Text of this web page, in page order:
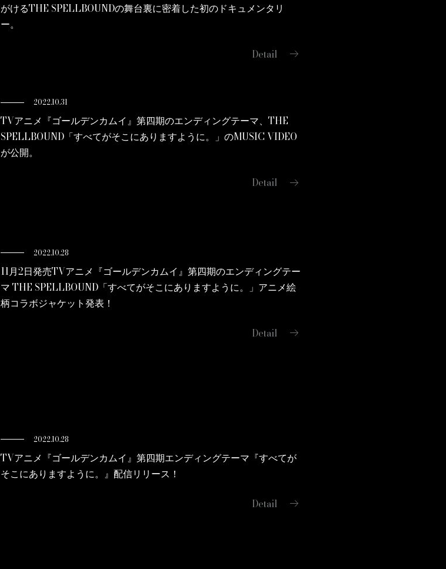
がけるTHE SPELLBOUNDの舞台裏に密着した初のドキュメンタリ
ー。
Detail arrow_right_alt
2022.10.31
TVアニメ『ゴールデンカムイ』第四期のエンディングテーマ、THE
SPELLBOUND「すべてがそこにありますように。」のMUSIC VIDEO
が公開。
Detail arrow_right_alt
2022.10.28
11月2日発売TVアニメ『ゴールデンカムイ』第四期のエンディングテー
マ THE SPELLBOUND「すべてがそこにありますように。」アニメ絵
柄コラボジャケット発表！
Detail arrow_right_alt
2022.10.28
TVアニメ『ゴールデンカムイ』第四期エンディングテーマ『すべてが
そこにありますように。』配信リリース！
Detail arrow_right_alt